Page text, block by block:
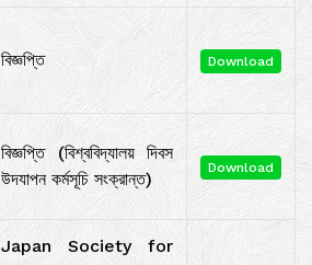
বিজ্ঞপ্তি Download
বিজ্ঞপ্তি (বিশ্ববিদ্যালয় দিবস
উদযাপন কর্মসূচি সংক্রান্ত)
Download
Japan Society for